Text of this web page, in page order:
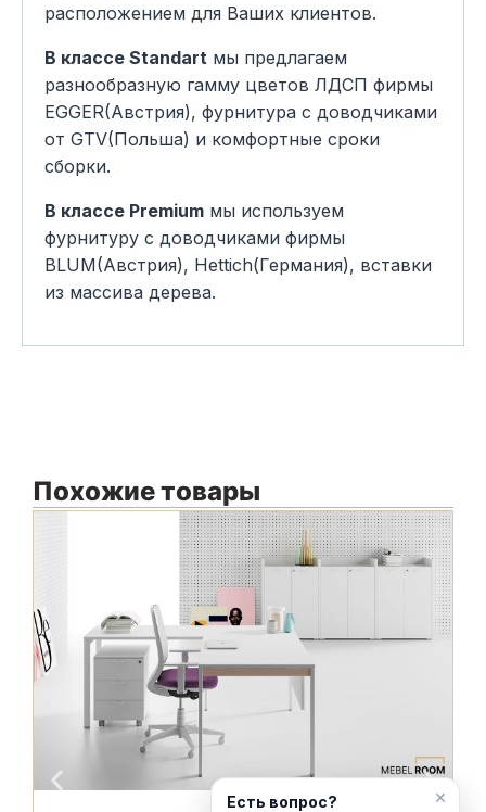
расположением для Ваших клиентов.
В классе Standart мы предлагаем
разнообразную гамму цветов ЛДСП фирмы
EGGER(Австрия), фурнитура с доводчиками
от GTV(Польша) и комфортные сроки
сборки.
В классе Premium мы используем
фурнитуру с доводчиками фирмы
BLUM(Австрия), Hettich(Германия), вставки
из массива дерева.
Похожие товары
Есть вопрос? ×